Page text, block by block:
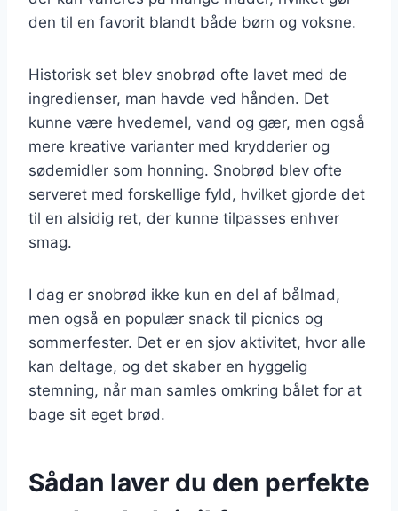
den til en favorit blandt både børn og voksne.
Historisk set blev snobrød ofte lavet med de
ingredienser, man havde ved hånden. Det
kunne være hvedemel, vand og gær, men også
mere kreative varianter med krydderier og
sødemidler som honning. Snobrød blev ofte
serveret med forskellige fyld, hvilket gjorde det
til en alsidig ret, der kunne tilpasses enhver
smag.
I dag er snobrød ikke kun en del af bålmad,
men også en populær snack til picnics og
sommerfester. Det er en sjov aktivitet, hvor alle
kan deltage, og det skaber en hyggelig
stemning, når man samles omkring bålet for at
bage sit eget brød.
Sådan laver du den perfekte